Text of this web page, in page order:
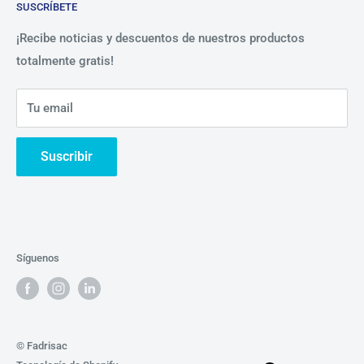
Beneficios
Nosotros
Contáctanos
Política de Privacidad
SUSCRÍBETE
¡Recibe noticias y descuentos de nuestros productos
totalmente gratis!
Tu email
Suscribir
Síguenos
© Fadrisac